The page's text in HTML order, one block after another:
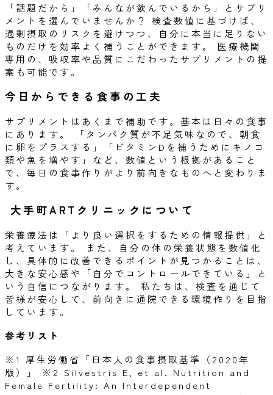
「話題だから」「みんなが飲んでいるから」とサプリ
メントを選んでいませんか？ 検査数値に基づけば、
過剰摂取のリスクを避けつつ、自分に本当に足りない
ものだけを効率よく補うことができます。 医療機関
専用の、吸収率や品質にこだわったサプリメントの提
案も可能です。
今日からできる食事の工夫
サプリメントはあくまで補助です。基本は日々の食事
にあります。 「タンパク質が不足気味なので、朝食
に卵をプラスする」「ビタミンDを補うためにキノコ
類や魚を増やす」など、数値という根拠があること
で、毎日の食事作りがより前向きなものへと変わりま
す。
大手町ARTクリニックについて
栄養療法は「より良い選択をするための情報提供」と
考えています。 また、自分の体の栄養状態を数値化
し、具体的に改善できるポイントが見つかることは、
大きな安心感や「自分でコントロールできている」と
いう自信につながります。 私たちは、検査を通じて
皆様が安心して、前向きに通院できる環境作りを目指
しています。
参考リスト
※1 厚生労働省「日本人の食事摂取基準（2020年
版）」 ※2 Silvestris E, et al. Nutrition and
Female Fertility: An Interdependent